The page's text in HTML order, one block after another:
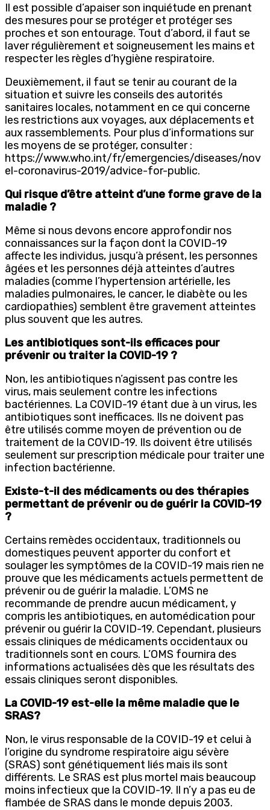
Il est possible d’apaiser son inquiétude en prenant
des mesures pour se protéger et protéger ses
proches et son entourage. Tout d’abord, il faut se
laver régulièrement et soigneusement les mains et
respecter les règles d’hygiène respiratoire.
Deuxièmement, il faut se tenir au courant de la
situation et suivre les conseils des autorités
sanitaires locales, notamment en ce qui concerne
les restrictions aux voyages, aux déplacements et
aux rassemblements. Pour plus d’informations sur
les moyens de se protéger, consulter :
https://www.who.int/fr/emergencies/diseases/nov
el-coronavirus-2019/advice-for-public.
Qui risque d’être atteint d’une forme grave de la
maladie ?
Même si nous devons encore approfondir nos
connaissances sur la façon dont la COVID-19
affecte les individus, jusqu’à présent, les personnes
âgées et les personnes déjà atteintes d’autres
maladies (comme l’hypertension artérielle, les
maladies pulmonaires, le cancer, le diabète ou les
cardiopathies) semblent être gravement atteintes
plus souvent que les autres.
Les antibiotiques sont-ils efficaces pour
prévenir ou traiter la COVID-19 ?
Non, les antibiotiques n’agissent pas contre les
virus, mais seulement contre les infections
bactériennes. La COVID-19 étant due à un virus, les
antibiotiques sont inefficaces. Ils ne doivent pas
être utilisés comme moyen de prévention ou de
traitement de la COVID-19. Ils doivent être utilisés
seulement sur prescription médicale pour traiter une
infection bactérienne.
Existe-t-il des médicaments ou des thérapies
permettant de prévenir ou de guérir la COVID-19
?
Certains remèdes occidentaux, traditionnels ou
domestiques peuvent apporter du confort et
soulager les symptômes de la COVID-19 mais rien ne
prouve que les médicaments actuels permettent de
prévenir ou de guérir la maladie. L’OMS ne
recommande de prendre aucun médicament, y
compris les antibiotiques, en automédication pour
prévenir ou guérir la COVID-19. Cependant, plusieurs
essais cliniques de médicaments occidentaux ou
traditionnels sont en cours. L’OMS fournira des
informations actualisées dès que les résultats des
essais cliniques seront disponibles.
La COVID-19 est-elle la même maladie que le
SRAS?
Non, le virus responsable de la COVID-19 et celui à
l’origine du syndrome respiratoire aigu sévère
(SRAS) sont génétiquement liés mais ils sont
différents. Le SRAS est plus mortel mais beaucoup
moins infectieux que la COVID-19. Il n’y a pas eu de
flambée de SRAS dans le monde depuis 2003.